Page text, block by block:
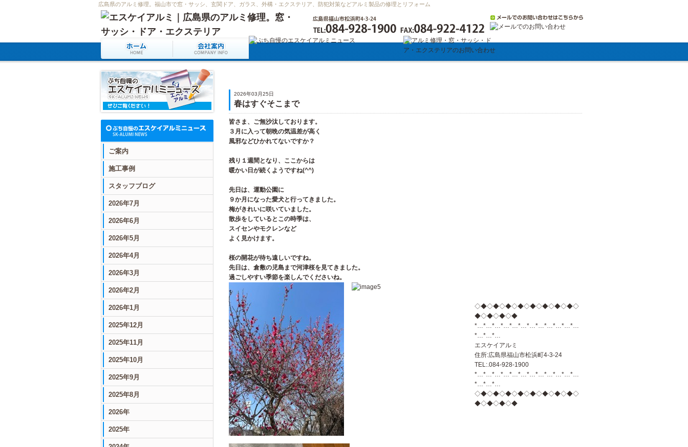
広島県のアルミ修理。福山市で窓・サッシ、玄関ドア、ガラス、外構・エクステリア、防犯対策などアルミ製品の修理とリフォーム
ご案内
施工事例
スタッフブログ
2026年7月
2026年6月
2026年5月
2026年4月
2026年3月
2026年2月
2026年1月
2025年12月
2025年11月
2025年10月
2025年9月
2025年8月
2026年
2025年
2026年03月25日
春はすぐそこまで
皆さま、ご無沙汰しております。
３月に入って朝晩の気温差が高く
風邪などひかれてないですか？
残り１週間となり、ここからは
暖かい日が続くようですね(^^)
先日は、運動公園に
９か月になった愛犬と行ってきました。
梅がきれいに咲いていました。
散歩をしているとこの時季は、
スイセンやモクレンなど
よく見かけます。
桜の開花が待ち遠しいですね。
先日は、倉敷の児島まで河津桜を見てきました。
過ごしやすい季節を楽しんでくださいね。
◇◆◇◆◇◆◇◆◇◆◇◆◇◆◇◆◇
◆◇◆◇◆◇◆
*…*…*…*…*…*…*…*…*…*…*…*…
*…*…*…
エスケイアルミ
住所:広島県福山市松浜町4-3-24
TEL:.084-928-1900
*…*…*…*…*…*…*…*…*…*…*…*…
*…*…*…
◇◆◇◆◇◆◇◆◇◆◇◆◇◆◇◆◇
◆◇◆◇◆◇◆